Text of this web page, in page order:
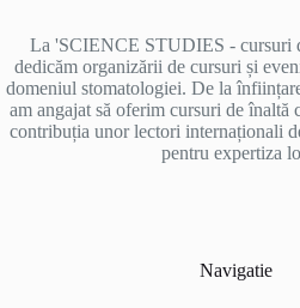
La 'SCIENCE STUDIES - cursuri
dedicăm organizării de cursuri și
domeniul stomatologiei. De la
am angajat să oferim cursuri de înaltă
contribuția unor lectori internaționali
pentru expertiza
Navigatie